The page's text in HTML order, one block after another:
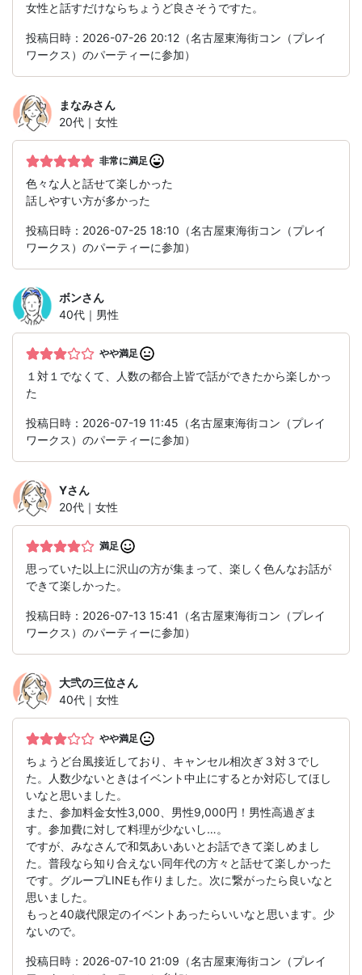
女性と話すだけならちょうど良さそうですた。
投稿日時：2026-07-26 20:12（名古屋東海街コン（プレイ
ワークス）のパーティーに参加）
まなみさん
20代｜女性
非常に満足
色々な人と話せて楽しかった
話しやすい方が多かった
投稿日時：2026-07-25 18:10（名古屋東海街コン（プレイ
ワークス）のパーティーに参加）
ボンさん
40代｜男性
やや満足
１対１でなくて、人数の都合上皆で話ができたから楽しかっ
た
投稿日時：2026-07-19 11:45（名古屋東海街コン（プレイ
ワークス）のパーティーに参加）
Yさん
20代｜女性
満足
思っていた以上に沢山の方が集まって、楽しく色んなお話が
できて楽しかった。
投稿日時：2026-07-13 15:41（名古屋東海街コン（プレイ
ワークス）のパーティーに参加）
大弐の三位さん
40代｜女性
やや満足
ちょうど台風接近しており、キャンセル相次ぎ３対３でし
た。人数少ないときはイベント中止にするとか対応してほし
いなと思いました。
また、参加料金女性3,000、男性9,000円！男性高過ぎま
す。参加費に対して料理が少ないし…。
ですが、みなさんで和気あいあいとお話できて楽しめまし
た。普段なら知り合えない同年代の方々と話せて楽しかった
です。グループLINEも作りました。次に繋がったら良いなと
思いました。
もっと40歳代限定のイベントあったらいいなと思います。少
ないので。
投稿日時：2026-07-10 21:09（名古屋東海街コン（プレイ